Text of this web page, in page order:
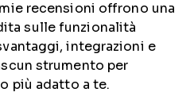
recensioni offrono una
sulle funzionalità
integrazioni e
strumento per
più adatto a te.